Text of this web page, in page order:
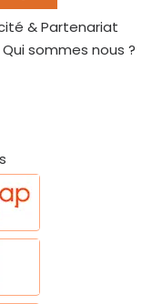
& Partenariat
Qui sommes nous ?